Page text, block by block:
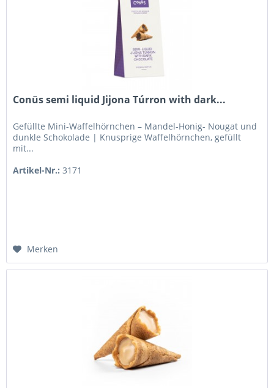
Conüs semi liquid Jijona Túrron with dark...
Gefüllte Mini-Waffelhörnchen – Mandel-Honig- Nougat und
dunkle Schokolade | Knusprige Waffelhörnchen, gefüllt
mit...
Artikel-Nr.: 3171
Merken